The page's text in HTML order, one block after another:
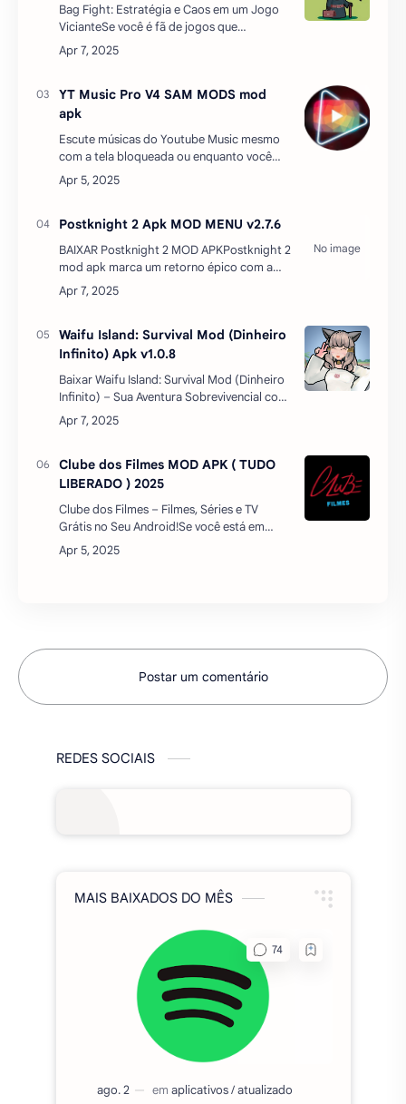
Bag Fight: Estratégia e Caos em um Jogo
VicianteSe você é fã de jogos que
combinam estratégia e ação, Bag Fight é
uma experiência que você não pode perder.
YT Music Pro V4 SAM MODS mod
apk
Escute músicas do Youtube Music mesmo
com a tela bloqueada ou enquanto você
meche em seu celular, totalmente grátis,
SEM ANÚNCIOS e sem paga nada.
Postknight 2 Apk MOD MENU v2.7.6
BAIXAR Postknight 2 MOD APKPostknight 2
mod apk marca um retorno épico com a
emocionante jornada do estagiário em uma
terra misteriosa. Por trás das transações há
Waifu Island: Survival Mod (Dinheiro
Infinito) Apk v1.0.8
Baixar Waifu Island: Survival Mod (Dinheiro
Infinito) – Sua Aventura Sobrevivencial com
um Toque Especial!E aí, pessoal! Se você tá
cansado de jogos de sobrevivência com a
Clube dos Filmes MOD APK ( TUDO
LIBERADO ) 2025
Clube dos Filmes – Filmes, Séries e TV
Grátis no Seu Android!Se você está em
busca de um aplicativo completo para
assistir filmes, séries e TV ao vivo sem pagar
Postar um comentário
REDES SOCIAIS
MAIS BAIXADOS DO MÊS